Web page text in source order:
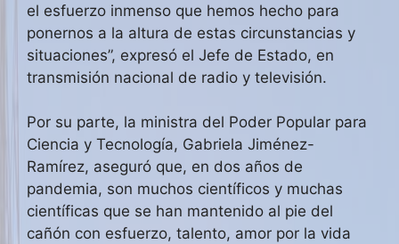
el esfuerzo inmenso que hemos hecho para
ponernos a la altura de estas circunstancias y
situaciones”, expresó el Jefe de Estado, en
transmisión nacional de radio y televisión.
Por su parte, la ministra del Poder Popular para
Ciencia y Tecnología, Gabriela Jiménez-
Ramírez, aseguró que, en dos años de
pandemia, son muchos científicos y muchas
científicas que se han mantenido al pie del
cañón con esfuerzo, talento, amor por la vida